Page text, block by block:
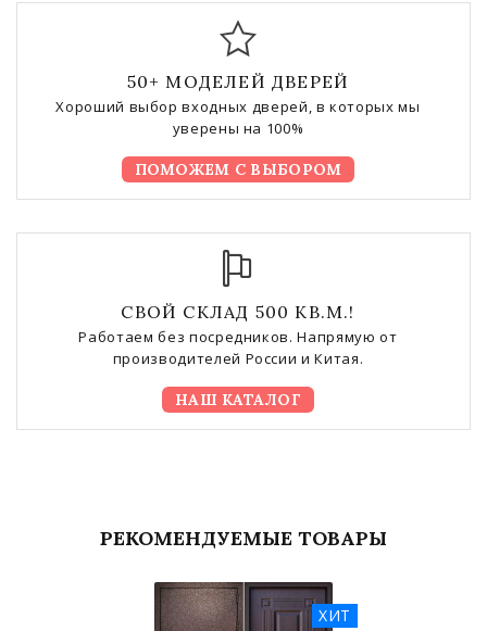
50+ МОДЕЛЕЙ ДВЕРЕЙ
Хороший выбор входных дверей, в которых мы
уверены на 100%
ПОМОЖЕМ С ВЫБОРОМ
СВОЙ СКЛАД 500 КВ.М.!
Работаем без посредников. Напрямую от
производителей России и Китая.
НАШ КАТАЛОГ
РЕКОМЕНДУЕМЫЕ ТОВАРЫ
ХИТ